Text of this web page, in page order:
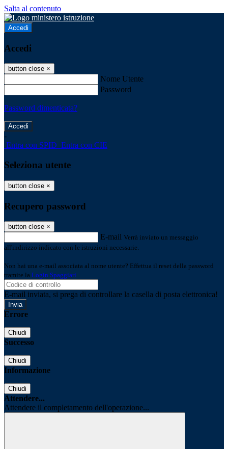
Salta al contenuto
Accedi
Accedi
button close ×
Nome Utente
Password
Password dimenticata?
-
Entra con SPID Entra con CIE
Seleziona utente
button close ×
Recupero password
button close ×
E-mail Verrà inviato un messaggio
all'indirizzo indicato con le istruzioni necessarie.
Non hai una e-mail associata al nome utente? Effettua il reset della password
tramite la Login Spaggiari
E-mail inviata, si prega di controllare la casella di posta elettronica!
Errore
Chiudi
Successo
Chiudi
Informazione
Chiudi
Attendere...
Attendere il completamento dell'operazione...